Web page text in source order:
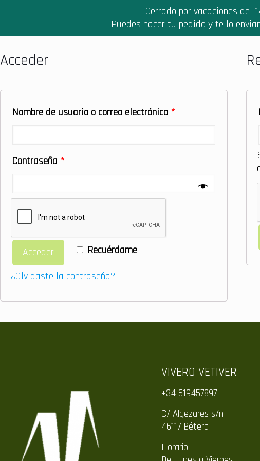
Cerrado por vacaciones del
Puedes hacer tu pedido y te lo
Acceder
Nombre de usuario o correo electrónico *
Contraseña *
Recuérdame
Acceder
¿Olvidaste la contraseña?
VIVERO VETIVER
+34 619457897
C/ Algezares s/n
46117 Bétera
Horario: